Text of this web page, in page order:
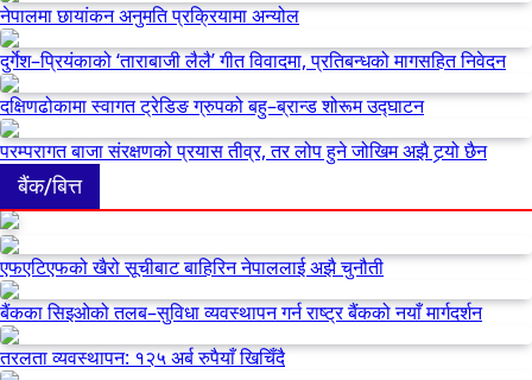
नेपालमा छायांकन अनुमति प्रक्रियामा अन्योल
दुर्गेश–प्रियंकाको ‘ताराबाजी लैलै’ गीत विवादमा, प्रतिबन्धको मागसहित निवेदन
दक्षिणढोकामा स्वागत ट्रेडिङ ग्रुपको बहु–ब्रान्ड शोरूम उद्घाटन
परम्परागत बाजा संरक्षणको प्रयास तीव्र, तर लोप हुने जोखिम अझै टर्‍यो छैन
बैंक/बित्त
एफएटिएफको खैरो सूचीबाट बाहिरिन नेपाललाई अझै चुनौती
बैंकका सिइओको तलब–सुविधा व्यवस्थापन गर्न राष्ट्र बैंकको नयाँ मार्गदर्शन
तरलता व्यवस्थापन: १२५ अर्ब रुपैयाँ खिचिँदै